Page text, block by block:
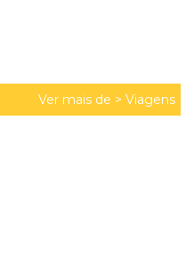
Ver mais de > Viagens